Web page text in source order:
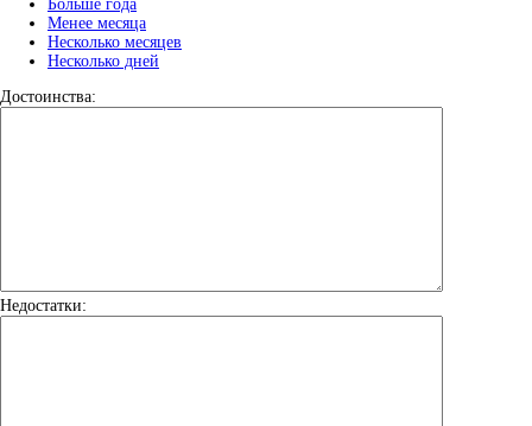
Больше года
Менее месяца
Несколько месяцев
Несколько дней
Достоинства:
Недостатки: